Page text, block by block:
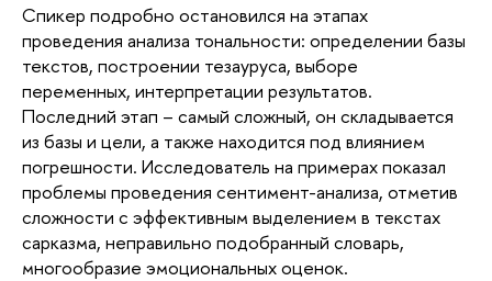
Спикер подробно остановился на этапах
проведения анализа тональности: определении базы
текстов, построении тезауруса, выборе
переменных, интерпретации результатов.
Последний этап – самый сложный, он складывается
из базы и цели, а также находится под влиянием
погрешности. Исследователь на примерах показал
проблемы проведения сентимент-анализа, отметив
сложности с эффективным выделением в текстах
сарказма, неправильно подобранный словарь,
многообразие эмоциональных оценок.